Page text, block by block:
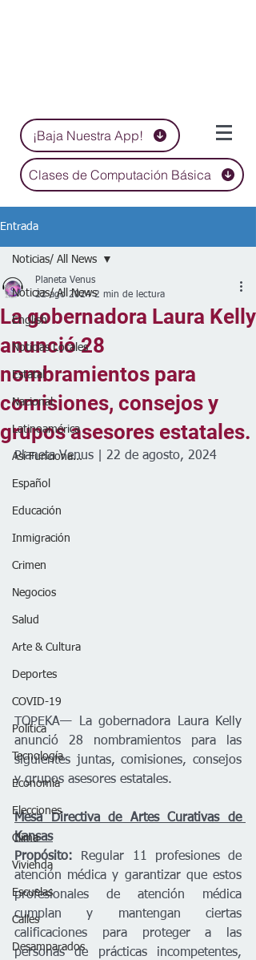
¡Baja Nuestra App!
Clases de Computación Básica
Entrada
Noticias/ All News
English
Noticias Locales
Estatal
Nacional
Latinoamérica
Así Funciona...
Español
Educación
Inmigración
Crimen
Negocios
Salud
Arte & Cultura
Deportes
COVID-19
Política
Tecnología
Economía
Elecciones
Clima
Vivienda
Escuelas
Calles
Desamparados
Noticias/ All News
La gobernadora Laura Kelly
anunció 28
nombramientos para
comisiones, consejos y
grupos asesores estatales.
Planeta Venus
22 ago 2024 2 min de lectura
Planeta Venus | 22 de agosto, 2024
TOPEKA— La gobernadora Laura Kelly
anunció 28 nombramientos para las
siguientes juntas, comisiones, consejos
y grupos asesores estatales.
Mesa Directiva de Artes Curativas de
Kansas
Propósito: Regular 11 profesiones de
atención médica y garantizar que estos
profesionales de atención médica
cumplan y mantengan ciertas
calificaciones para proteger a las
personas de prácticas incompetentes,